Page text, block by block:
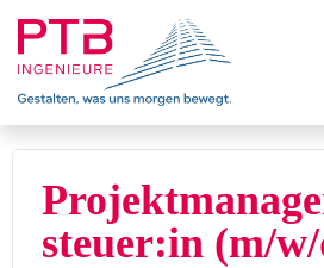
Stellenangebote
Perspektiven
steuer:in (m/